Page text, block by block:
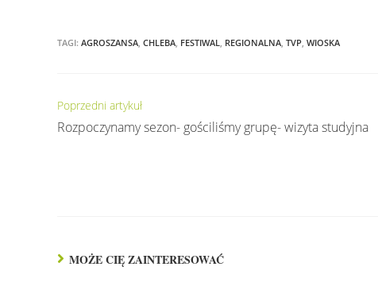
TAGI: AGROSZANSA, CHLEBA, FESTIWAL, REGIONALNA, TVP, WIOSKA
Czytaj
dalej
Poprzedni artykuł
Rozpoczynamy sezon- gościliśmy grupę- wizyta studyjna
MOŻE CIĘ ZAINTERESOWAĆ